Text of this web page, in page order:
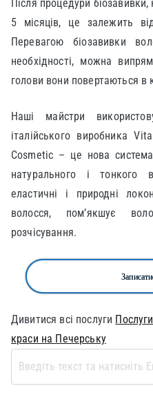
Після процедури
5 місяців, це залежить
Перевагою біозавивки
необхідності, можна
голови вони повертаються в
Наші майстри
італійського виробника
Cosmetic – це нова
натурального і тонкого
еластичні і природні
волосся, пом’якшує
розчісування.
Дивитися всі послуги
краси на Печерську